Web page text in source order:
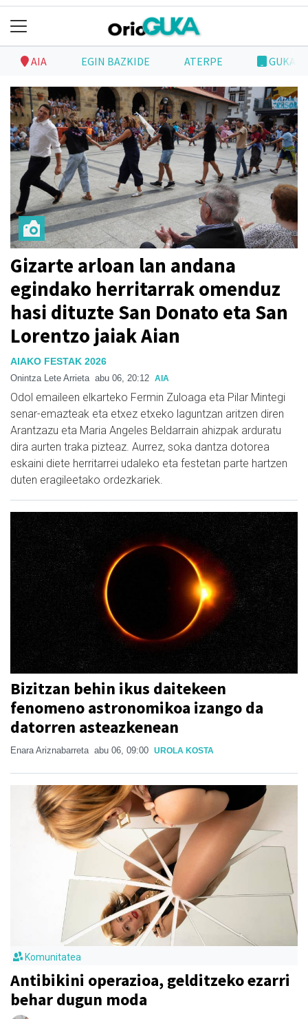
AIA EGIN BAZKIDE ATERPE
Gizarte arloan lan andana
egindako herritarrak omenduz
hasi dituzte San Donato eta San
Lorentzo jaiak Aian
AIAKO FESTAK 2026
Onintza Lete Arrieta abu 06, 20:12 AIA
Odol emaileen elkarteko Fermin Zuloaga eta Pilar Mintegi
senar-emazteak eta etxez etxeko laguntzan aritzen diren
Arantzazu eta Maria Angeles Beldarrain ahizpak arduratu
dira aurten traka pizteaz. Aurrez, soka dantza dotorea
eskaini diete herritarrei udaleko eta festetan parte hartzen
duten eragileetako ordezkariek.
Bizitzan behin ikus daitekeen
fenomeno astronomikoa izango da
datorren asteazkenean
Enara Ariznabarreta abu 06, 09:00 UROLA KOSTA
Komunitatea
Antibikini operazioa, gelditzeko ezarri
behar dugun moda